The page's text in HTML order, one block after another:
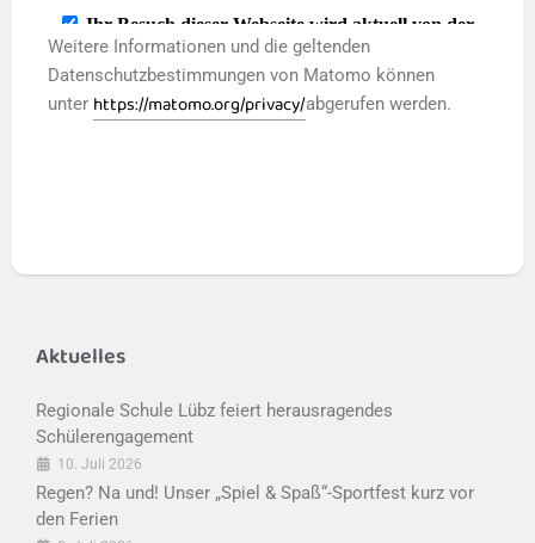
Weitere Informationen und die geltenden
Datenschutzbestimmungen von Matomo können
unter https://matomo.org/privacy/abgerufen werden.
Aktuelles
Regionale Schule Lübz feiert herausragendes
Schülerengagement
10. Juli 2026
Regen? Na und! Unser „Spiel & Spaß“-Sportfest kurz vor
den Ferien